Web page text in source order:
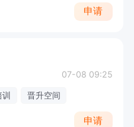
申请
07-08 09:25
训 晋升空间
申请